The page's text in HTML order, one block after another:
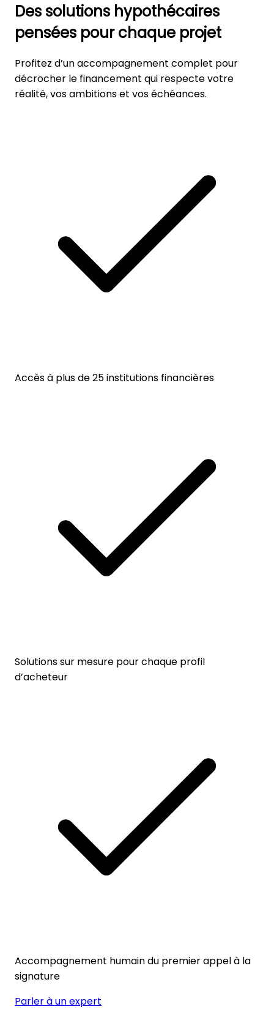
Des solutions hypothécaires
pensées pour chaque projet
Profitez d’un accompagnement complet pour
décrocher le financement qui respecte votre
réalité, vos ambitions et vos échéances.
Accès à plus de 25 institutions financières
Solutions sur mesure pour chaque profil
d’acheteur
Accompagnement humain du premier appel à la
signature
Parler à un expert